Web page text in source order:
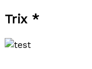
Trix *